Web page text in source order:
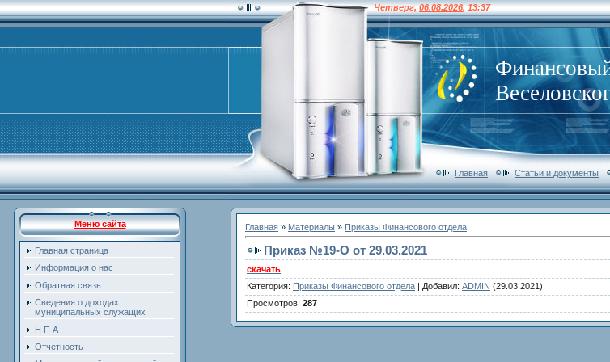
Четверг,06.08.2026,13:37
Главная Статьи и документы
Меню сайта
Главная страница
Информация о нас
Обратная связь
Сведения о доходах
муниципальных служащих
Н П А
Отчетность
Главная » Материалы » Приказы Финансового отдела
Приказ №19-O от 29.03.2021
скачать
Категория: Приказы Финансового отдела | Добавил: ADMIN (29.03.2021)
Просмотров: 287